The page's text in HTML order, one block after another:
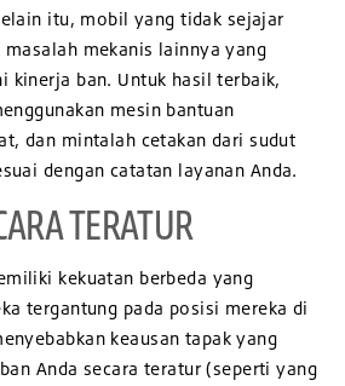
itu, mobil yang tidak sejajar
mekanis lainnya yang
kinerja ban. Untuk hasil terbaik,
mesin bantuan
dan mintalah cetakan dari sudut
dengan catatan layanan Anda.
TERATUR
kekuatan berbeda yang
tergantung pada posisi mereka di
keausan tapak yang
Anda secara teratur (seperti yang